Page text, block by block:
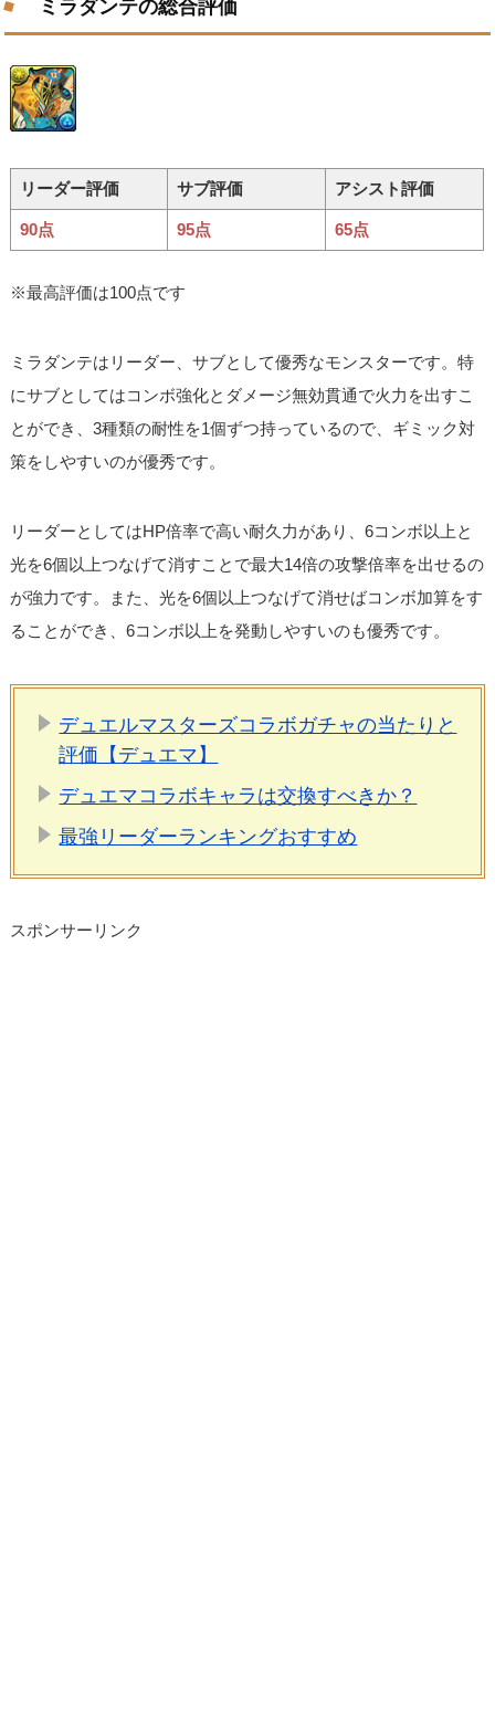
ミラダンテの総合評価
リーダー評価 サブ評価 アシスト評価
90点 95点 65点
※最高評価は100点です
ミラダンテはリーダー、サブとして優秀なモンスターです。特
にサブとしてはコンボ強化とダメージ無効貫通で火力を出すこ
とができ、3種類の耐性を1個ずつ持っているので、ギミック対
策をしやすいのが優秀です。
リーダーとしてはHP倍率で高い耐久力があり、6コンボ以上と
光を6個以上つなげて消すことで最大14倍の攻撃倍率を出せるの
が強力です。また、光を6個以上つなげて消せばコンボ加算をす
ることができ、6コンボ以上を発動しやすいのも優秀です。
デュエルマスターズコラボガチャの当たりと
評価【デュエマ】
デュエマコラボキャラは交換すべきか？
最強リーダーランキングおすすめ
スポンサーリンク